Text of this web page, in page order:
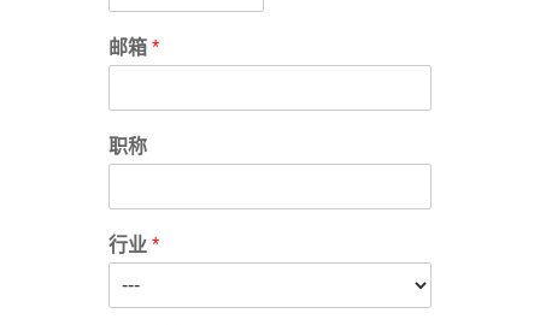
邮箱 *
职称
行业 *